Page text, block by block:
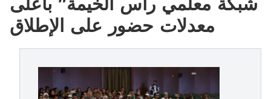
معدلات حضور على الإطلاق